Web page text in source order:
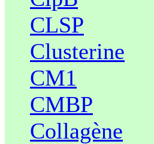
CLSP
Clusterine
CM1
CMBP
Collagène